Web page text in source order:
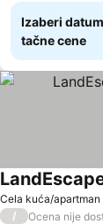
Izaberi
tačne cene
Cela kuća/apartman
/ Ocena nije